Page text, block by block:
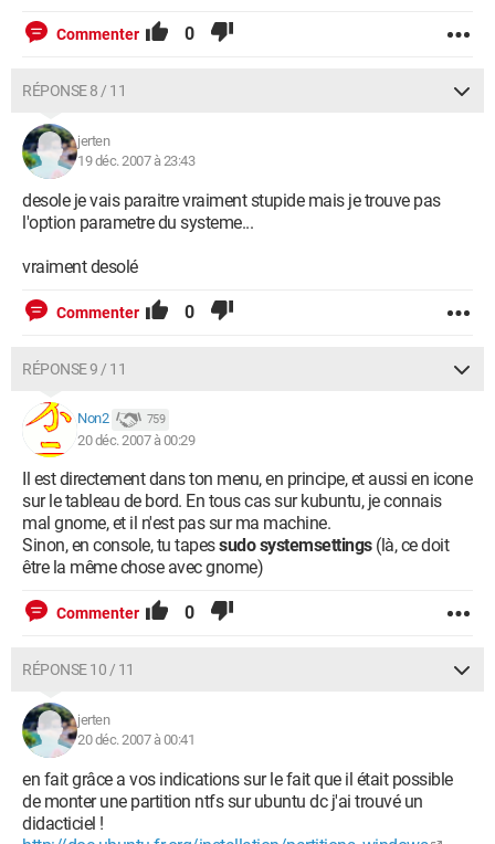
Commenter 0
RÉPONSE 8 / 11
jerten
19 déc. 2007 à 23:43
desole je vais paraitre vraiment stupide mais je trouve pas
l'option parametre du systeme...
vraiment desolé
Commenter 0
RÉPONSE 9 / 11
Non2 759
20 déc. 2007 à 00:29
Il est directement dans ton menu, en principe, et aussi en icone
sur le tableau de bord. En tous cas sur kubuntu, je connais
mal gnome, et il n'est pas sur ma machine.
Sinon, en console, tu tapessudo systemsettings (là, ce doit
être la même chose avec gnome)
Commenter 0
RÉPONSE 10 / 11
jerten
20 déc. 2007 à 00:41
en fait grâce a vos indications sur le fait que il était possible
de monter une partition ntfs sur ubuntu dc j'ai trouvé un
didacticiel !